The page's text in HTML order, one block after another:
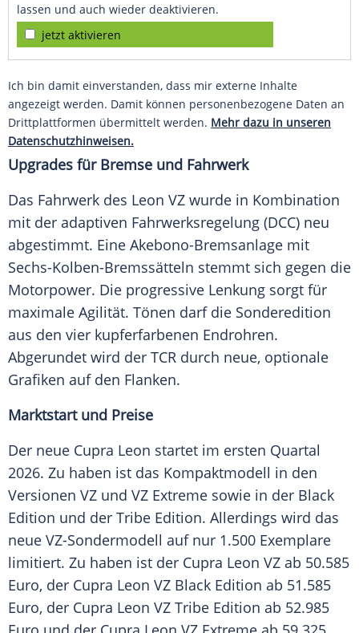
lassen und auch wieder deaktivieren.
jetzt aktivieren
Ich bin damit einverstanden, dass mir externe Inhalte
angezeigt werden. Damit können personenbezogene Daten an
Drittplattformen übermittelt werden. Mehr dazu in unseren
Datenschutzhinweisen.
Upgrades für Bremse und Fahrwerk
Das Fahrwerk des Leon VZ wurde in Kombination
mit der adaptiven Fahrwerksregelung (DCC) neu
abgestimmt. Eine Akebono-Bremsanlage mit
Sechs-Kolben-Bremssätteln stemmt sich gegen die
Motorpower. Die progressive Lenkung sorgt für
maximale Agilität. Tönen darf die Sonderedition
aus den vier kupferfarbenen Endrohren.
Abgerundet wird der TCR durch neue, optionale
Grafiken auf den Flanken.
Marktstart und Preise
Der neue Cupra Leon startet im ersten Quartal
2026. Zu haben ist das Kompaktmodell in den
Versionen VZ und VZ Extreme sowie in der Black
Edition und der Tribe Edition. Allerdings wird das
neue VZ-Sondermodell auf nur 1.500 Exemplare
limitiert. Zu haben ist der Cupra Leon VZ ab 50.585
Euro, der Cupra Leon VZ Black Edition ab 51.585
Euro, der Cupra Leon VZ Tribe Edition ab 52.985